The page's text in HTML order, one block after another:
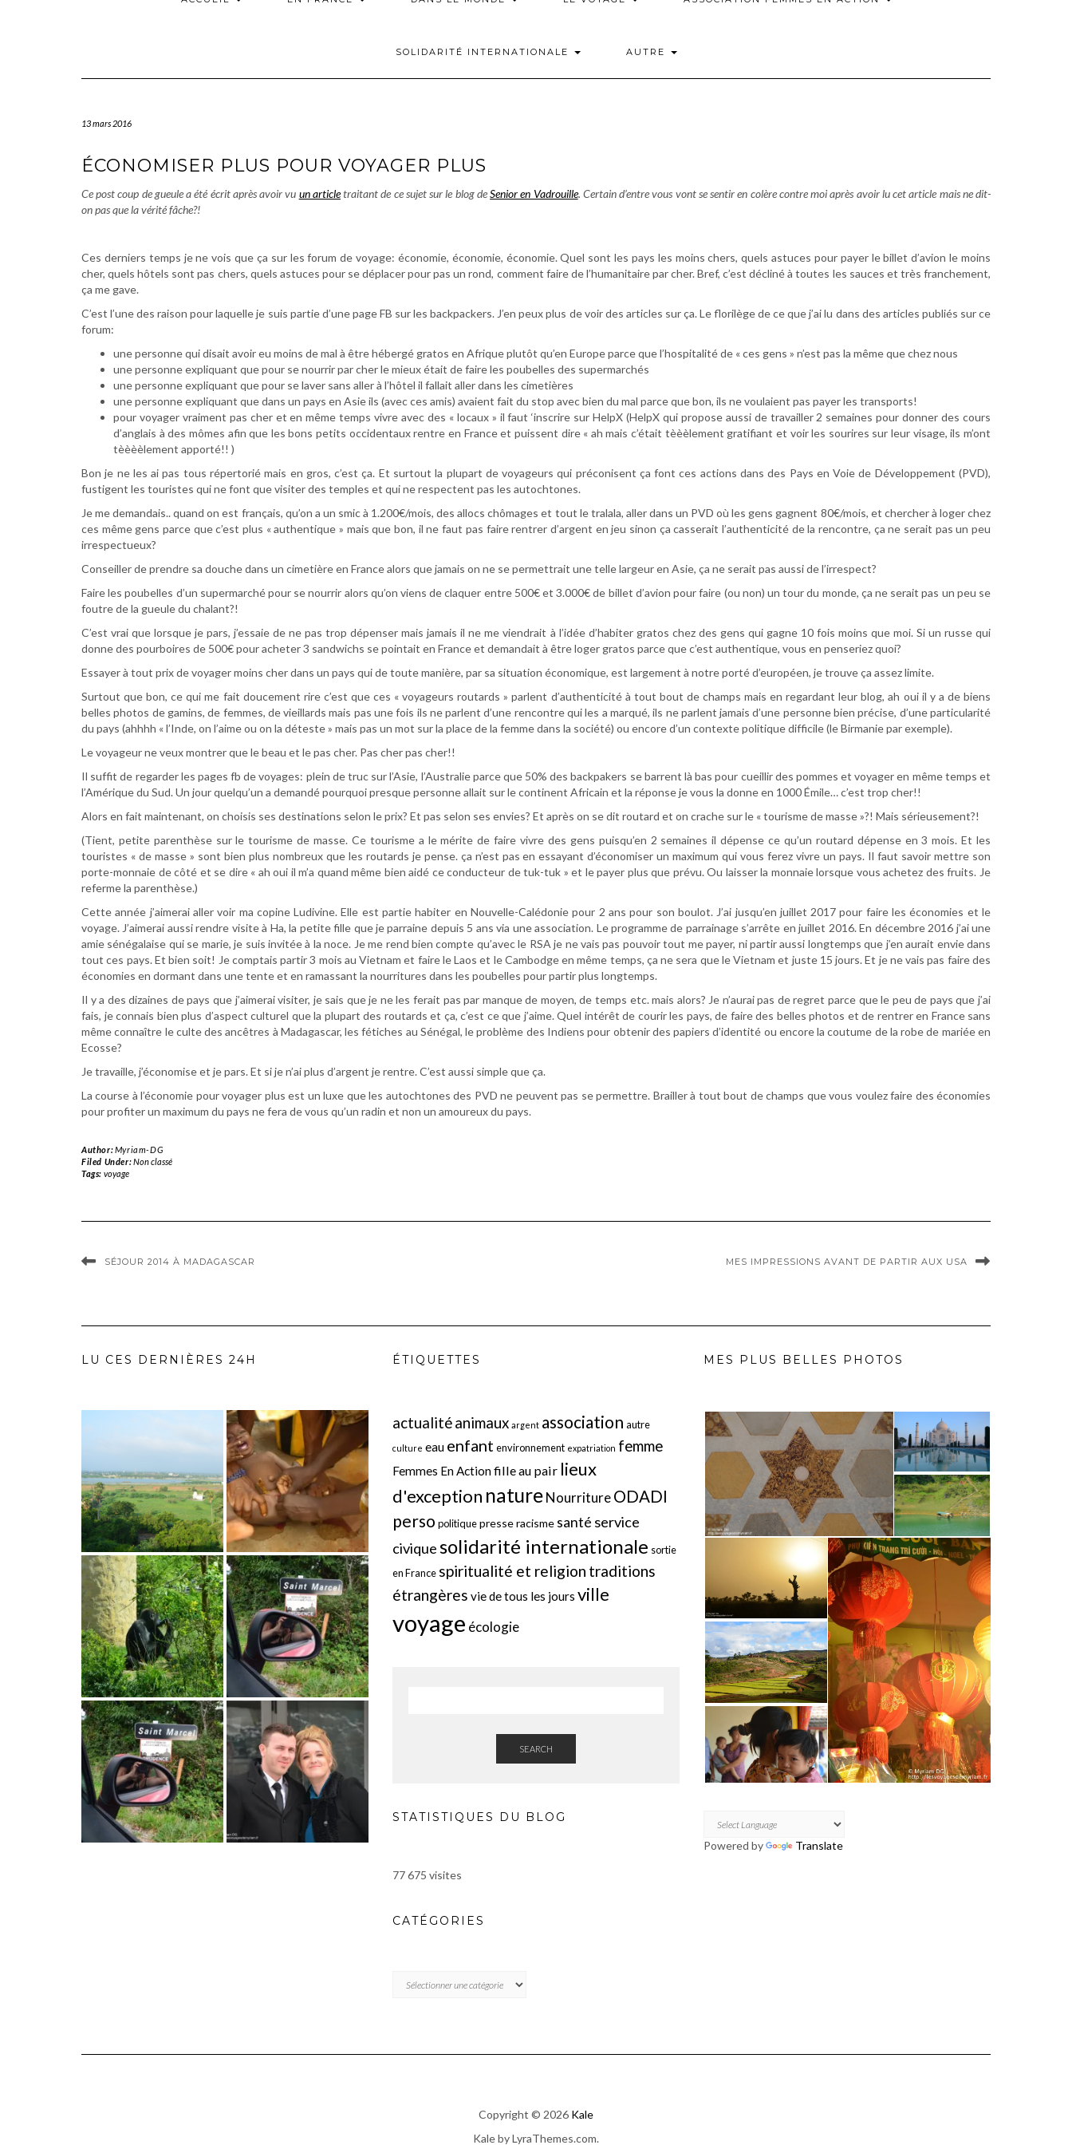
SOLIDARITÉ INTERNATIONALE AUTRE
13 mars 2016
ÉCONOMISER PLUS POUR VOYAGER PLUS
Ce post coup de gueule a été écrit après avoir vu un articletraitant de ce sujet sur le blog deSenior en Vadrouille. Certain d’entre vous vont se sentir en colère contre moi après avoir lu cet article mais ne dit-
on pas que la vérité fâche?!
Ces derniers temps je ne vois que ça sur les forum de voyage: économie, économie, économie. Quel sont les pays les moins chers, quels astuces pour payer le billet d’avion le moins
cher, quels hôtels sont pas chers, quels astuces pour se déplacer pour pas un rond, comment faire de l’humanitaire par cher. Bref, c’est décliné à toutes les sauces et très franchement,
ça me gave.
C’est l’une des raison pour laquelle je suis partie d’une page FB sur les backpackers. J’en peux plus de voir des articles sur ça. Le florilège de ce que j’ai lu dans des articles publiés sur ce
forum:
une personne qui disait avoir eu moins de mal à être hébergé gratos en Afrique plutôt qu’en Europe parce que l’hospitalité de « ces gens » n’est pas la même que chez nous
une personne expliquant que pour se nourrir par cher le mieux était de faire les poubelles des supermarchés
une personne expliquant que pour se laver sans aller à l’hôtel il fallait aller dans les cimetières
une personne expliquant que dans un pays en Asie ils (avec ces amis) avaient fait du stop avec bien du mal parce que bon, ils ne voulaient pas payer les transports!
pour voyager vraiment pas cher et en même temps vivre avec des « locaux » il faut ‘inscrire sur HelpX (HelpX qui propose aussi de travailler 2 semaines pour donner des cours
d’anglais à des mômes afin que les bons petits occidentaux rentre en France et puissent dire « ah mais c’était tèèèlement gratifiant et voir les sourires sur leur visage, ils m’ont
tèèèèlement apporté!! )
Bon je ne les ai pas tous répertorié mais en gros, c’est ça. Et surtout la plupart de voyageurs qui préconisent ça font ces actions dans des Pays en Voie de Développement (PVD),
fustigent les touristes qui ne font que visiter des temples et qui ne respectent pas les autochtones.
Je me demandais.. quand on est français, qu’on a un smic à 1.200€/mois, des allocs chômages et tout le tralala, aller dans un PVD où les gens gagnent 80€/mois, et chercher à loger chez
ces même gens parce que c’est plus « authentique » mais que bon, il ne faut pas faire rentrer d’argent en jeu sinon ça casserait l’authenticité de la rencontre, ça ne serait pas un peu
irrespectueux?
Conseiller de prendre sa douche dans un cimetière en France alors que jamais on ne se permettrait une telle largeur en Asie, ça ne serait pas aussi de l’irrespect?
Faire les poubelles d’un supermarché pour se nourrir alors qu’on viens de claquer entre 500€ et 3.000€ de billet d’avion pour faire (ou non) un tour du monde, ça ne serait pas un peu se
foutre de la gueule du chalant?!
C’est vrai que lorsque je pars, j’essaie de ne pas trop dépenser mais jamais il ne me viendrait à l’idée d’habiter gratos chez des gens qui gagne 10 fois moins que moi. Si un russe qui
donne des pourboires de 500€ pour acheter 3 sandwichs se pointait en France et demandait à être loger gratos parce que c’est authentique, vous en penseriez quoi?
Essayer à tout prix de voyager moins cher dans un pays qui de toute manière, par sa situation économique, est largement à notre porté d’européen, je trouve ça assez limite.
Surtout que bon, ce qui me fait doucement rire c’est que ces « voyageurs routards » parlent d’authenticité à tout bout de champs mais en regardant leur blog, ah oui il y a de biens
belles photos de gamins, de femmes, de vieillards mais pas une fois ils ne parlent d’une rencontre qui les a marqué, ils ne parlent jamais d’une personne bien précise, d’une particularité
du pays (ahhhh « l’Inde, on l’aime ou on la déteste » mais pas un mot sur la place de la femme dans la société) ou encore d’un contexte politique difficile (le Birmanie par exemple).
Le voyageur ne veux montrer que le beau et le pas cher. Pas cher pas cher!!
Il suffit de regarder les pages fb de voyages: plein de truc sur l’Asie, l’Australie parce que 50% des backpakers se barrent là bas pour cueillir des pommes et voyager en même temps et
l’Amérique du Sud. Un jour quelqu’un a demandé pourquoi presque personne allait sur le continent Africain et la réponse je vous la donne en 1000 Émile… c’est trop cher!!
Alors en fait maintenant, on choisis ses destinations selon le prix? Et pas selon ses envies? Et après on se dit routard et on crache sur le « tourisme de masse »?! Mais sérieusement?!
(Tient, petite parenthèse sur le tourisme de masse. Ce tourisme a le mérite de faire vivre des gens puisqu’en 2 semaines il dépense ce qu’un routard dépense en 3 mois. Et les
touristes « de masse » sont bien plus nombreux que les routards je pense. ça n’est pas en essayant d’économiser un maximum qui vous ferez vivre un pays. Il faut savoir mettre son
porte-monnaie de côté et se dire « ah oui il m’a quand même bien aidé ce conducteur de tuk-tuk » et le payer plus que prévu. Ou laisser la monnaie lorsque vous achetez des fruits. Je
referme la parenthèse.)
Cette année j’aimerai aller voir ma copine Ludivine. Elle est partie habiter en Nouvelle-Calédonie pour 2 ans pour son boulot. J’ai jusqu’en juillet 2017 pour faire les économies et le
voyage. J’aimerai aussi rendre visite à Ha, la petite fille que je parraine depuis 5 ans via une association. Le programme de parrainage s’arrête en juillet 2016. En décembre 2016 j’ai une
amie sénégalaise qui se marie, je suis invitée à la noce. Je me rend bien compte qu’avec le RSA je ne vais pas pouvoir tout me payer, ni partir aussi longtemps que j’en aurait envie dans
tout ces pays. Et bien soit! Je comptais partir 3 mois au Vietnam et faire le Laos et le Cambodge en même temps, ça ne sera que le Vietnam et juste 15 jours. Et je ne vais pas faire des
économies en dormant dans une tente et en ramassant la nourritures dans les poubelles pour partir plus longtemps.
Il y a des dizaines de pays que j’aimerai visiter, je sais que je ne les ferait pas par manque de moyen, de temps etc. mais alors? Je n’aurai pas de regret parce que le peu de pays que j’ai
fais, je connais bien plus d’aspect culturel que la plupart des routards et ça, c’est ce que j’aime. Quel intérêt de courir les pays, de faire des belles photos et de rentrer en France sans
même connaître le culte des ancêtres à Madagascar, les fétiches au Sénégal, le problème des Indiens pour obtenir des papiers d’identité ou encore la coutume de la robe de mariée en
Ecosse?
Je travaille, j’économise et je pars. Et si je n’ai plus d’argent je rentre. C’est aussi simple que ça.
La course à l’économie pour voyager plus est un luxe que les autochtones des PVD ne peuvent pas se permettre. Brailler à tout bout de champs que vous voulez faire des économies
pour profiter un maximum du pays ne fera de vous qu’un radin et non un amoureux du pays.
Author:Myriam-DG
Filed Under:Non classé
Tags: voyage
SÉJOUR 2014 À MADAGASCAR MES IMPRESSIONS AVANT DE PARTIR AUX USA
LU CES DERNIÈRES 24H ÉTIQUETTES
actualitéanimaux argent association autre
culture eau enfant environnement expatriation femme
Femmes En Actionfille au pair lieux
d'exception natureNourritureODADI
perso politiquepresseracisme santé service
civiquesolidarité internationale sortie
en France spiritualité et religion traditions
étrangères vie de tous les jours ville
voyage écologie
SEARCH
STATISTIQUES DU BLOG
77 675 visites
CATÉGORIES
MES PLUS BELLES PHOTOS
Powered by Translate
Copyright © 2026 Kale
Kaleby LyraThemes.com.